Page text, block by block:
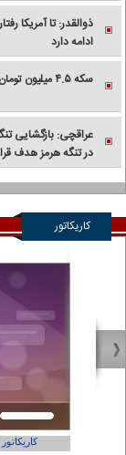
ذوالقدر: تا آمریکا
ادامه دارد
سکه ۴.۵ میلیون تومان گران شد | جذابیت قیمت‌ها دلار را بالا کشید
عراقچی: بازگشایی
در تنگه هرمز هدف
کاریکاتور